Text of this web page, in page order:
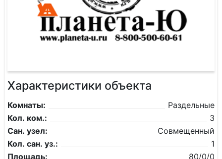
Характеристики объекта
Комнаты:
Раздельные
Кол. ком.:
3
Сан. узел:
Совмещенный
Кол. сан. уз.:
1
Площадь:
80/0/0